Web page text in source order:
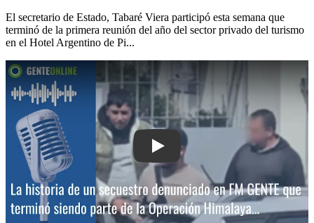
El secretario de Estado, Tabaré Viera participó esta semana que
terminó de la primera reunión del año del sector privado del turismo
en el Hotel Argentino de Pi...
Play: La historia de un secuestro